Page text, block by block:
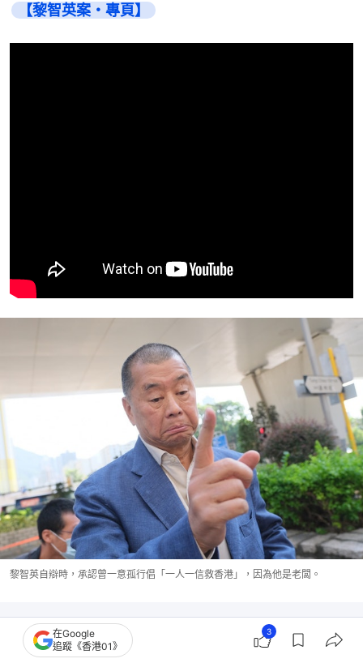
【黎智英案・專頁】
黎智英自辯時，承認曾一意孤行倡「一人一信救香港」，因為他是老闆。
在Google
追蹤《香港01》
3